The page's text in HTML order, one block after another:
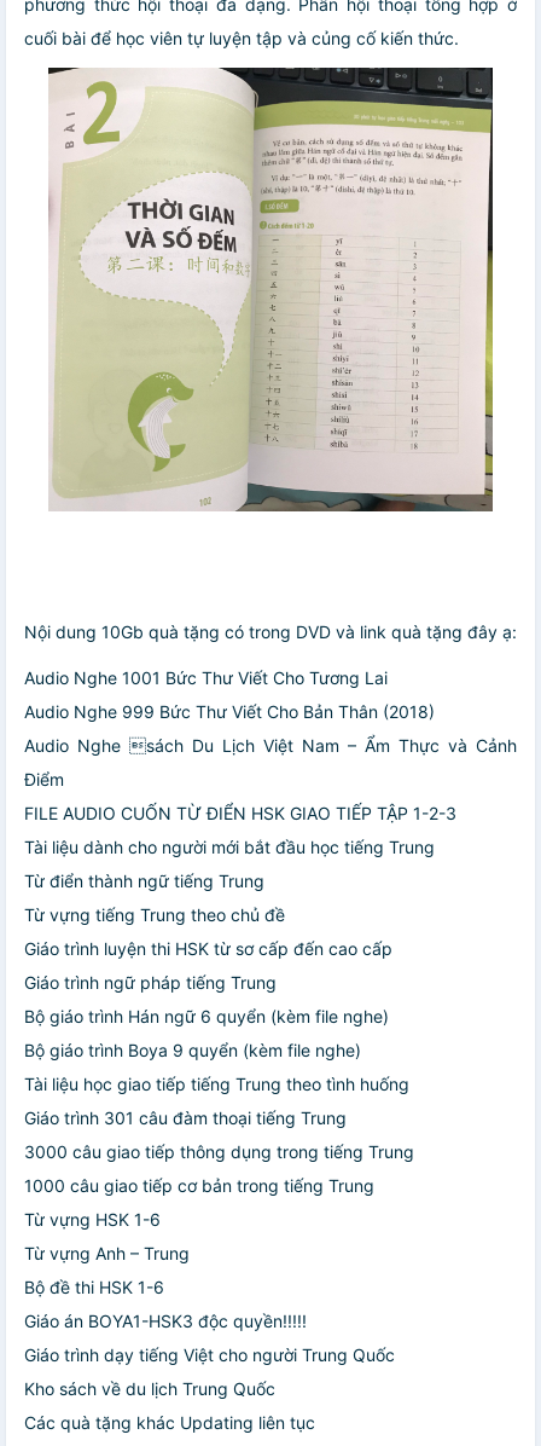
cuối bài để học viên tự luyện tập và củng cố kiến thức.
Nội dung 10Gb quà tặng có trong DVD và link quà tặng đây ạ:
Audio Nghe 1001 Bức Thư Viết Cho Tương Lai
Audio Nghe 999 Bức Thư Viết Cho Bản Thân (2018)
Audio Nghe sách Du Lịch Việt Nam – Ẩm Thực và Cảnh
Điểm
FILE AUDIO CUỐN TỪ ĐIỂN HSK GIAO TIẾP TẬP 1-2-3
Tài liệu dành cho người mới bắt đầu học tiếng Trung
Từ điển thành ngữ tiếng Trung
Từ vựng tiếng Trung theo chủ đề
Giáo trình luyện thi HSK từ sơ cấp đến cao cấp
Giáo trình ngữ pháp tiếng Trung
Bộ giáo trình Hán ngữ 6 quyển (kèm file nghe)
Bộ giáo trình Boya 9 quyển (kèm file nghe)
Tài liệu học giao tiếp tiếng Trung theo tình huống
Giáo trình 301 câu đàm thoại tiếng Trung
3000 câu giao tiếp thông dụng trong tiếng Trung
1000 câu giao tiếp cơ bản trong tiếng Trung
Từ vựng HSK 1-6
Từ vựng Anh – Trung
Bộ đề thi HSK 1-6
Giáo án BOYA1-HSK3 độc quyền!!!!!
Giáo trình dạy tiếng Việt cho người Trung Quốc
Kho sách về du lịch Trung Quốc
Các quà tặng khác Updating liên tục